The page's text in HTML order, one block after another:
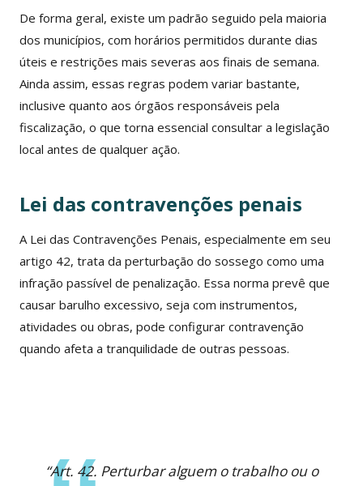
De forma geral, existe um padrão seguido pela maioria
dos municípios, com horários permitidos durante dias
úteis e restrições mais severas aos finais de semana.
Ainda assim, essas regras podem variar bastante,
inclusive quanto aos órgãos responsáveis pela
fiscalização, o que torna essencial consultar a legislação
local antes de qualquer ação.
Lei das contravenções penais
A Lei das Contravenções Penais, especialmente em seu
artigo 42, trata da perturbação do sossego como uma
infração passível de penalização. Essa norma prevê que
causar barulho excessivo, seja com instrumentos,
atividades ou obras, pode configurar contravenção
quando afeta a tranquilidade de outras pessoas.
“Art. 42. Perturbar alguem o trabalho ou o